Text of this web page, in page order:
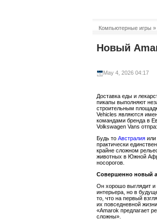
Компьютерные игры »
Новый
May 4, 2026 04:17
Доставка еды и
пикапы выполняют
строительным
Vehicles являются
командами бренда в
Volkswagen Vans
Будь то Австралия
практически
крайне сложном
животных в Южной
носорогов.
Совершенно новый
Он хорошо выглядит и
интерьера, но в
то, что на первый
их повседневной
«Amarok предлагает
сложны».